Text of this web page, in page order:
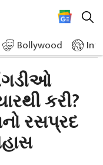
Bollywood
Bangles On Their Hands
કરી?
રસપ્રદ